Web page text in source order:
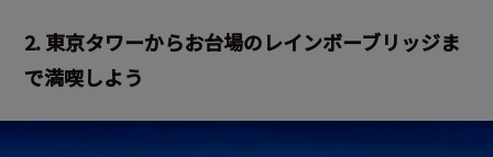
2. 東京タワーからお台場のレインボーブリッジま
で満喫しよう